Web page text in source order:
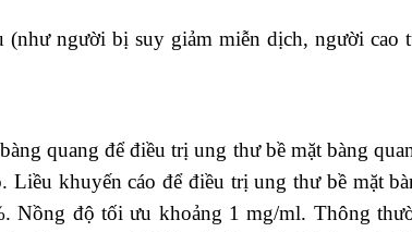
người bị suy giảm miễn dịch, người cao
quang để điều trị ung thư bề mặt bàng
Liều khuyến cáo để điều trị ung thư bề mặt
độ tối ưu khoảng 1 mg/ml. Thông